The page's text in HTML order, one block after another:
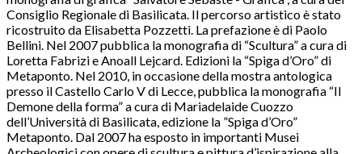
Consiglio Regionale di Basilicata. Il percorso artistico è stato
ricostruito da Elisabetta Pozzetti. La prefazione è di Paolo
Bellini. Nel 2007 pubblica la monografia di “Scultura” a cura di
Loretta Fabrizi e Anoall Lejcard. Edizioni la “Spiga d’Oro” di
Metaponto. Nel 2010, in occasione della mostra antologica
presso il Castello Carlo V di Lecce, pubblica la monografia “Il
Demone della forma” a cura di Mariadelaide Cuozzo
dell’Università di Basilicata, edizione la ”Spiga d’Oro”
Metaponto. Dal 2007 ha esposto in importanti Musei